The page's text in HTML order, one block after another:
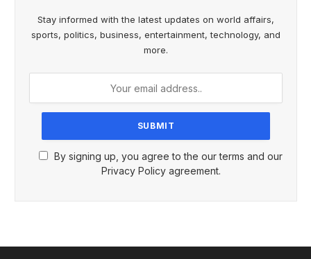
Stay informed with the latest updates on world affairs,
sports, politics, business, entertainment, technology, and
more.
By signing up, you agree to the our terms and our
Privacy Policy agreement.